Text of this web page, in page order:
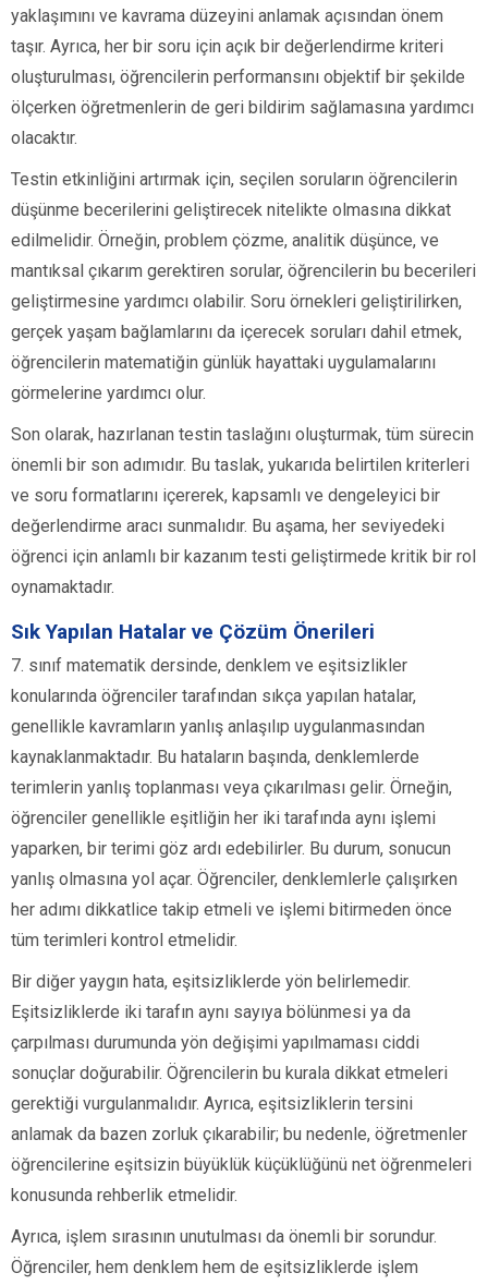
yaklaşımını ve kavrama düzeyini anlamak açısından önem
taşır. Ayrıca, her bir soru için açık bir değerlendirme kriteri
oluşturulması, öğrencilerin performansını objektif bir şekilde
ölçerken öğretmenlerin de geri bildirim sağlamasına yardımcı
olacaktır.
Testin etkinliğini artırmak için, seçilen soruların öğrencilerin
düşünme becerilerini geliştirecek nitelikte olmasına dikkat
edilmelidir. Örneğin, problem çözme, analitik düşünce, ve
mantıksal çıkarım gerektiren sorular, öğrencilerin bu becerileri
geliştirmesine yardımcı olabilir. Soru örnekleri geliştirilirken,
gerçek yaşam bağlamlarını da içerecek soruları dahil etmek,
öğrencilerin matematiğin günlük hayattaki uygulamalarını
görmelerine yardımcı olur.
Son olarak, hazırlanan testin taslağını oluşturmak, tüm sürecin
önemli bir son adımıdır. Bu taslak, yukarıda belirtilen kriterleri
ve soru formatlarını içererek, kapsamlı ve dengeleyici bir
değerlendirme aracı sunmalıdır. Bu aşama, her seviyedeki
öğrenci için anlamlı bir kazanım testi geliştirmede kritik bir rol
oynamaktadır.
Sık Yapılan Hatalar ve Çözüm Önerileri
7. sınıf matematik dersinde, denklem ve eşitsizlikler
konularında öğrenciler tarafından sıkça yapılan hatalar,
genellikle kavramların yanlış anlaşılıp uygulanmasından
kaynaklanmaktadır. Bu hataların başında, denklemlerde
terimlerin yanlış toplanması veya çıkarılması gelir. Örneğin,
öğrenciler genellikle eşitliğin her iki tarafında aynı işlemi
yaparken, bir terimi göz ardı edebilirler. Bu durum, sonucun
yanlış olmasına yol açar. Öğrenciler, denklemlerle çalışırken
her adımı dikkatlice takip etmeli ve işlemi bitirmeden önce
tüm terimleri kontrol etmelidir.
Bir diğer yaygın hata, eşitsizliklerde yön belirlemedir.
Eşitsizliklerde iki tarafın aynı sayıya bölünmesi ya da
çarpılması durumunda yön değişimi yapılmaması ciddi
sonuçlar doğurabilir. Öğrencilerin bu kurala dikkat etmeleri
gerektiği vurgulanmalıdır. Ayrıca, eşitsizliklerin tersini
anlamak da bazen zorluk çıkarabilir; bu nedenle, öğretmenler
öğrencilerine eşitsizin büyüklük küçüklüğünü net öğrenmeleri
konusunda rehberlik etmelidir.
Ayrıca, işlem sırasının unutulması da önemli bir sorundur.
Öğrenciler, hem denklem hem de eşitsizliklerde işlem